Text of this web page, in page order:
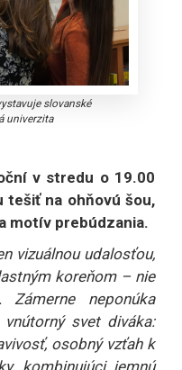
slovanské
univerzita
v stredu o 19.00
tešiť na ohňovú šou,
motív prebúdzania.
vizuálnou udalosťou,
koreňom – nie
Zámerne neponúka
svet diváka:
osobný vzťah k